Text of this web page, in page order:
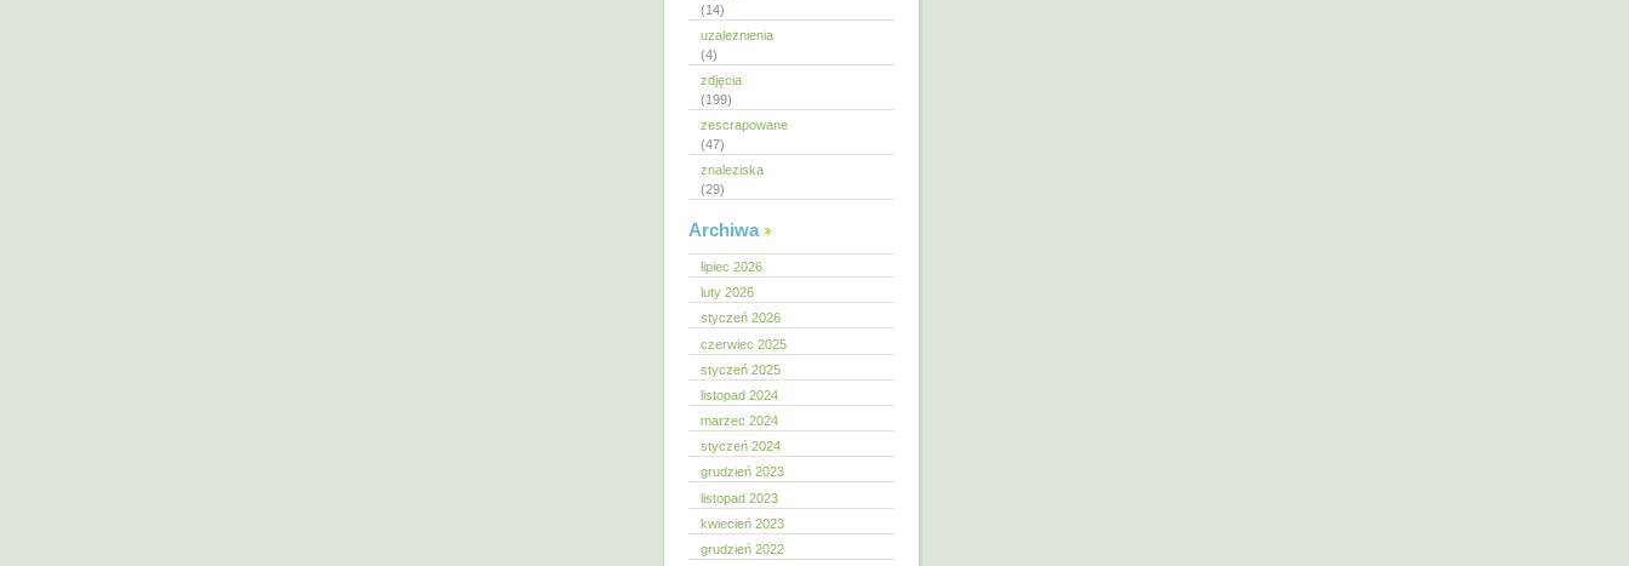
(14)
uzależnienia
(4)
zdjęcia
(199)
zescrapowane
(47)
znaleziska
(29)
Archiwa
lipiec 2026
luty 2026
styczeń 2026
czerwiec 2025
styczeń 2025
listopad 2024
marzec 2024
styczeń 2024
grudzień 2023
listopad 2023
kwiecień 2023
grudzień 2022